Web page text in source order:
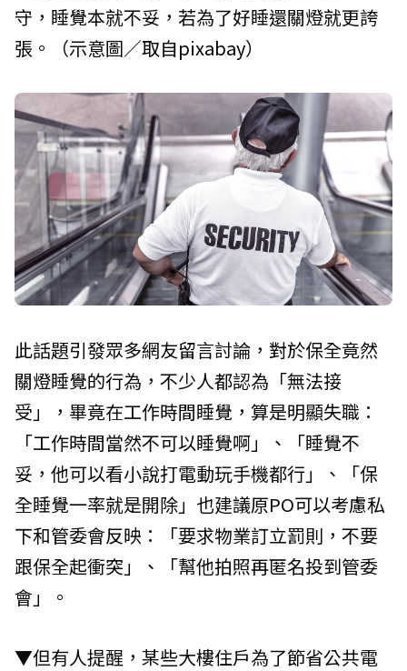
守，睡覺本就不妥，若為了好睡還關燈就更誇
張。（示意圖／取自pixabay）
此話題引發眾多網友留言討論，對於保全竟然
關燈睡覺的行為，不少人都認為「無法接
受」，畢竟在工作時間睡覺，算是明顯失職：
「工作時間當然不可以睡覺啊」、「睡覺不
妥，他可以看小說打電動玩手機都行」、「保
全睡覺一率就是開除」也建議原PO可以考慮私
下和管委會反映：「要求物業訂立罰則，不要
跟保全起衝突」、「幫他拍照再匿名投到管委
會」。
▼但有人提醒，某些大樓住戶為了節省公共電